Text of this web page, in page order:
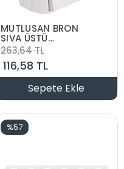
MUTLUSAN BRON
SIVA ÜSTÜ
KOMÜTATÖR
263,64 TL
116,58 TL
Sepete Ekle
%57